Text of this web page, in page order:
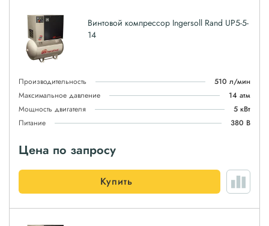
Винтовой компрессор Ingersoll Rand UP5-5-
14
Производительность
510 л/мин
Максимальное давление
14 атм
Мощность двигателя
5 кВт
Питание
380 В
Цена по запросу
Купить